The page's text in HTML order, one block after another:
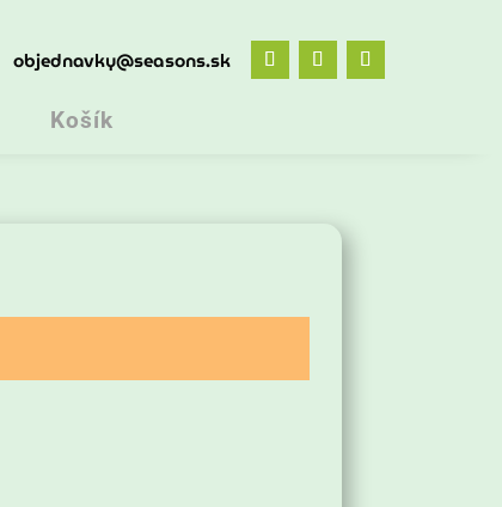
objednavky@seasons.sk
Košík